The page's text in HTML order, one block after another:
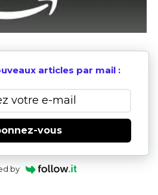
articles par mail :
vous
by